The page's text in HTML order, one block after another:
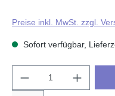
Preise inkl. MwSt. zzgl.
Sofort verfügbar,
Produkt Anzahl: